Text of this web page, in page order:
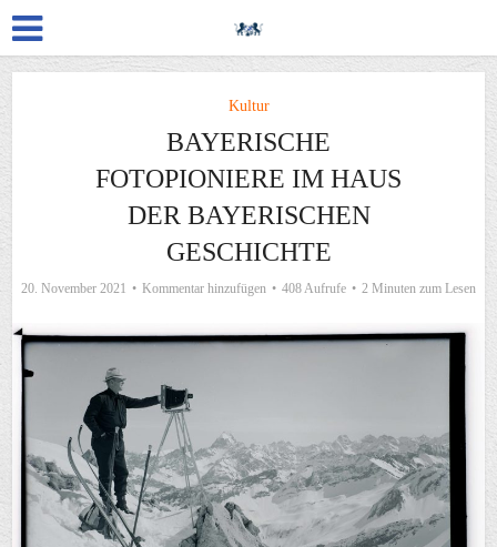
Kultur
BAYERISCHE
FOTOPIONIERE IM HAUS
DER BAYERISCHEN
GESCHICHTE
20. November 2021 Kommentar hinzufügen 408 Aufrufe 2 Minuten zum Lesen